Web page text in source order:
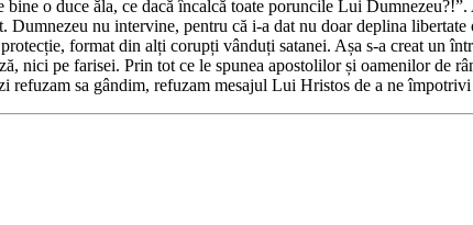
o duce ăla, ce dacă încalcă toate poruncile Lui
Dumnezeu nu intervine, pentru că i-a dat nu doar deplina
format din alți corupți vânduți satanei. Așa s-a creat un
nici pe farisei. Prin tot ce le spunea apostolilor și oamenilor de
refuzam sa gândim, refuzam mesajul Lui Hristos de a ne împotrivi